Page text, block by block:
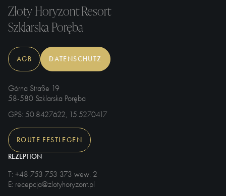
Złoty Horyzont Resort
Szklarska Poręba
AGB DATENSCHUTZ
Górna Straße 19
58-580 Szklarska Poręba
GPS: 50.8427622, 15.5270417
ROUTE FESTLEGEN
REZEPTION
T: +48 753 753 373 wew. 2
E: recepcja@zlotyhoryzont.pl